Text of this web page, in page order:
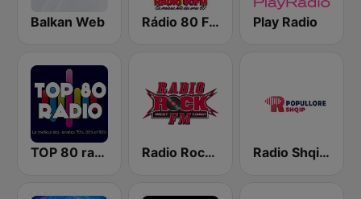
Balkan Web Rádio 80 FM - Anos 80 Play Radio
TOP 80 radio Radio Rock FM Radio Shqip Popullore